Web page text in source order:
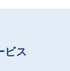
ビス